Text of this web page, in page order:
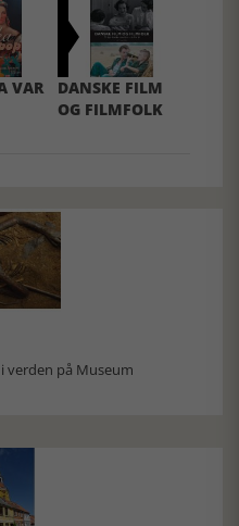
VAR
DANSKE FILM
OG FILMFOLK
verden på Museum